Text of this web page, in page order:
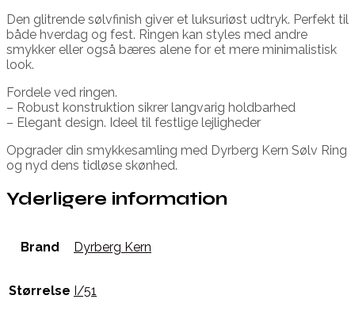
Den glitrende sølvfinish giver et luksuriøst udtryk. Perfekt til
både hverdag og fest. Ringen kan styles med andre
smykker eller også bæres alene for et mere minimalistisk
look.
Fordele ved ringen.
– Robust konstruktion sikrer langvarig holdbarhed
– Elegant design. Ideel til festlige lejligheder
Opgrader din smykkesamling med Dyrberg Kern Sølv Ring
og nyd dens tidløse skønhed.
Yderligere information
Brand Dyrberg Kern
Størrelse I/51